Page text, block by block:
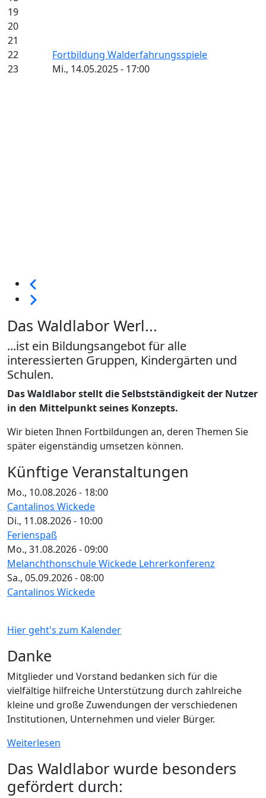
19
20
21
22
23
Fortbildung Walderfahrungsspiele
Mi., 14.05.2025 - 17:00
Seitennummerierung
Weiter
Das Waldlabor Werl...
...ist ein Bildungsangebot für alle
interessierten Gruppen, Kindergärten und
Schulen.
Das Waldlabor stellt die Selbstständigkeit der Nutzer
in den Mittelpunkt seines Konzepts.
Wir bieten Ihnen Fortbildungen an, deren Themen Sie
später eigenständig umsetzen können.
Künftige Veranstaltungen
Mo., 10.08.2026 - 18:00
Cantalinos Wickede
Di., 11.08.2026 - 10:00
Ferienspaß
Mo., 31.08.2026 - 09:00
Melanchthonschule Wickede Lehrerkonferenz
Sa., 05.09.2026 - 08:00
Cantalinos Wickede
Hier geht's zum Kalender
Danke
Mitglieder und Vorstand bedanken sich für die
vielfältige hilfreiche Unterstützung durch zahlreiche
kleine und große Zuwendungen der verschiedenen
Institutionen, Unternehmen und vieler Bürger.
Weiterlesen
Das Waldlabor wurde besonders
gefördert durch: